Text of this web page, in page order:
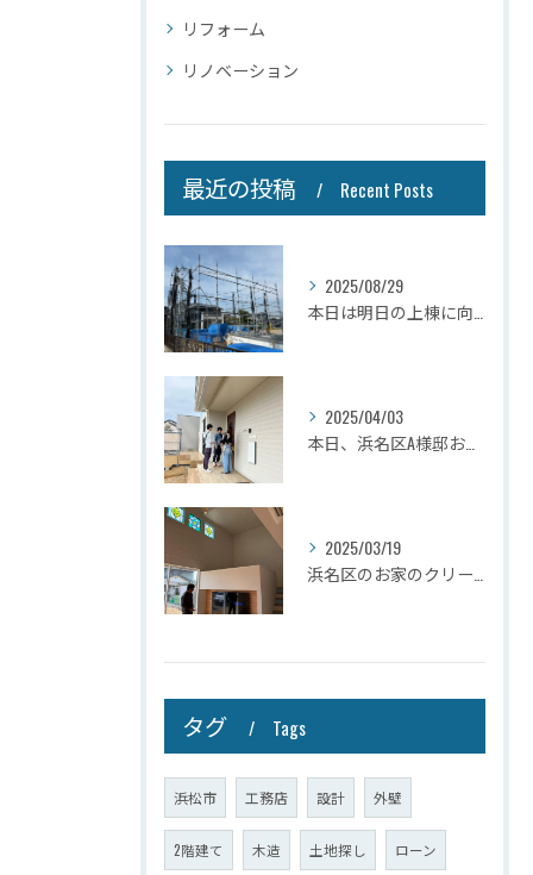
リフォーム
リノベーション
最近の投稿 Recent Posts
2025/08/29
2025/04/03
2025/03/19
タグ Tags
浜松市 工務店 設計 外壁
2階建て 木造 土地探し ローン